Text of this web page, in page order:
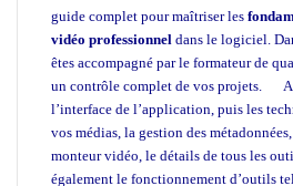
guide complet pour maîtriser les
vidéo professionnel dans le logiciel.
êtes accompagné par le formateur de
un contrôle complet de vos projets.
l’interface de l’application, puis les
vos médias, la gestion des
monteur vidéo, le détails de tous les
également le fonctionnement d’outils